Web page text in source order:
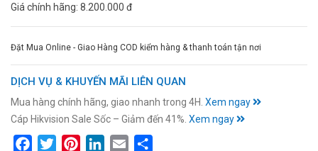
Giá chính hãng: 8.200.000 đ
Đặt Mua Online - Giao Hàng COD kiểm hàng & thanh toán tận nơi
DỊCH VỤ & KHUYẾN MÃI LIÊN QUAN
Mua hàng chính hãng, giao nhanh trong 4H. Xem ngay
Cáp Hikvision Sale Sốc – Giảm đến 41%. Xem ngay
FacebookTwitterPinterestLinkedIn
Email